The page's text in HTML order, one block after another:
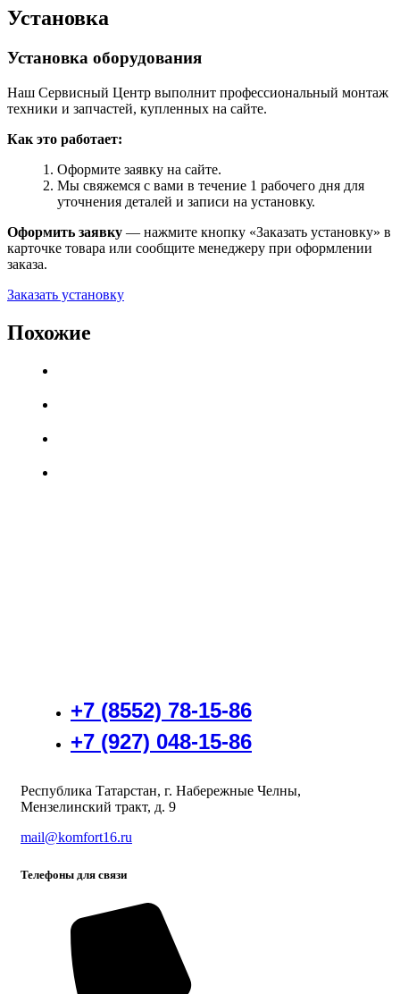
Установка
Установка оборудования
Наш Сервисный Центр выполнит профессиональный монтаж
техники и запчастей, купленных на сайте.
Как это работает:
Оформите заявку на сайте.
Мы свяжемся с вами в течение 1 рабочего дня для
уточнения деталей и записи на установку.
Оформить заявку — нажмите кнопку «Заказать установку» в
карточке товара или сообщите менеджеру при оформлении
заказа.
Заказать установку
Похожие
+7 (8552) 78-15-86
+7 (927) 048-15-86
Республика Татарстан, г. Набережные Челны,
Мензелинский тракт, д. 9
mail@komfort16.ru
Телефоны для связи